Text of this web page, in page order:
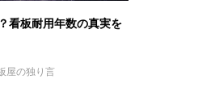
看板耐用年数の真実を
屋の独り言